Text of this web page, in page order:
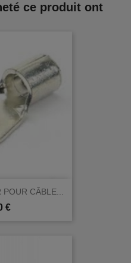
ce produit ont
CÂBLE...
€